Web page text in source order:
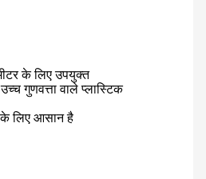
के लिए उपयुक्त
गुणवत्ता वाले प्लास्टिक
लिए आसान है